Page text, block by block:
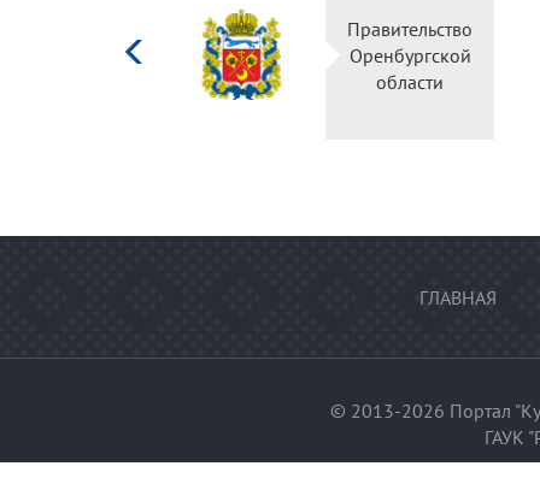
культуры
Российской
Правительство
Оренбургской
области
ГЛАВНАЯ
© 2013-2026 Портал
ГАУК